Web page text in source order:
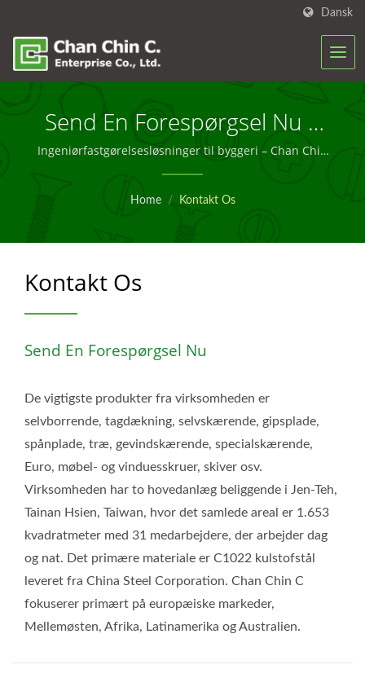
Dansk
Send En Forespørgsel Nu |
Tilpassede Og Store Skrue-
Løsninger, Du Kan Stole På –
Chan Chin C.
Ingeniørfastgørelsesløsninger til byggeri – Chan Chin
C.
Home / Kontakt Os
Kontakt Os
Send En Forespørgsel Nu
De vigtigste produkter fra virksomheden er
selvborrende, tagdækning, selvskærende, gipsplade,
spånplade, træ, gevindskærende, specialskærende,
Euro, møbel- og vinduesskruer, skiver osv.
Virksomheden har to hovedanlæg beliggende i Jen-Teh,
Tainan Hsien, Taiwan, hvor det samlede areal er 1.653
kvadratmeter med 31 medarbejdere, der arbejder dag
og nat. Det primære materiale er C1022 kulstofstål
leveret fra China Steel Corporation. Chan Chin C
fokuserer primært på europæiske markeder,
Mellemøsten, Afrika, Latinamerika og Australien.